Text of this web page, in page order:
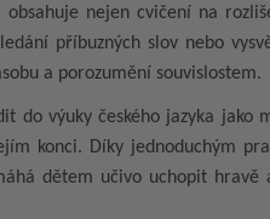
obsahuje nejen cvičení na
příbuzných slov nebo
a porozumění souvislostem.
do výuky českého jazyka
konci. Díky jednoduchým
dětem učivo uchopit